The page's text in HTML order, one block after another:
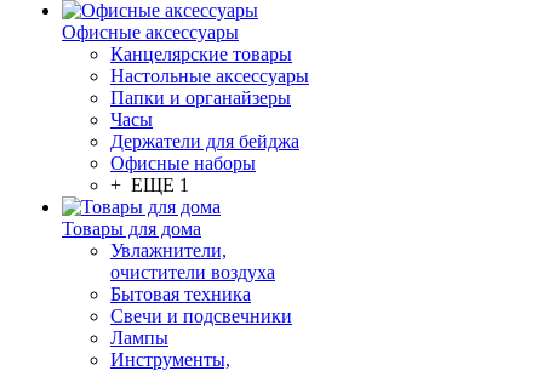
Офисные аксессуары
Канцелярские товары
Настольные аксессуары
Папки и органайзеры
Часы
Держатели для бейджа
Офисные наборы
+ ЕЩЕ 1
Товары для дома
Увлажнители,
очистители воздуха
Бытовая техника
Свечи и подсвечники
Лампы
Инструменты,